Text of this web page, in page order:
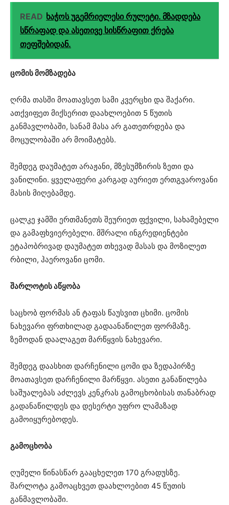
READ ხაჭოს უგემრიელესი რულეტი. მზადდება
სწრაფად და ასეთივე სისწრაფით ქრება
თეფშებიდან.
ცომის მომზადება
ღრმა თასში მოათავსეთ სამი კვერცხი და შაქარი.
ათქვიფეთ მიქსერით დაახლოებით 5 წუთის
განმავლობაში, სანამ მასა არ გათეთრდება და
მოცულობაში არ მოიმატებს.
შემდეგ დაუმატეთ არაჟანი, მზესუმზირის ზეთი და
ვანილინი. ყველაფერი კარგად აურიეთ ერთგვაროვანი
მასის მიღებამდე.
ცალკე ჯამში ერთმანეთს შეურიეთ ფქვილი, სახამებელი
და გამაფხვიერებელი. მშრალი ინგრედიენტები
ეტაპობრივად დაუმატეთ თხევად მასას და მოზილეთ
რბილი, ჰაეროვანი ცომი.
შარლოტის აწყობა
საცხობ ფორმას ან ტაფას წაუსვით ცხიმი. ცომის
ნახევარი ფრთხილად გადაანაწილეთ ფორმაზე.
ზემოდან დაალაგეთ მარწყვის ნახევარი.
შემდეგ დაასხით დარჩენილი ცომი და ზედაპირზე
მოათავსეთ დარჩენილი მარწყვი. ასეთი განაწილება
საშუალებას აძლევს კენკრას გამოცხობისას თანაბრად
გადანაწილდეს და დესერტი უფრო ლამაზად
გამოიყურებოდეს.
გამოცხობა
ღუმელი წინასწარ გააცხელეთ 170 გრადუსზე.
შარლოტა გამოაცხვეთ დაახლოებით 45 წუთის
განმავლობაში.